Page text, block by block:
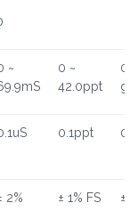
~
0 ~
42.0ppt
0
0.1ppt
2%
± 1% FS
±